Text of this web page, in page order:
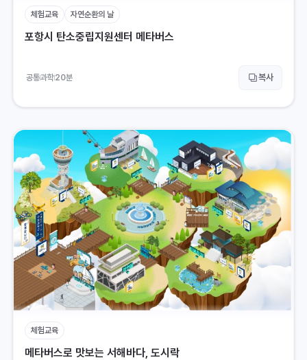
체험교육 자연순환의 날
포항시 탄소중립지원센터 메타버스
공통과학20분 복사
체험교육
메타버스로 맛보는 서해바다, 도시락